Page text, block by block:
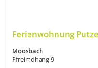
Ferienwohnung
Moosbach
Pfreimdhang 9